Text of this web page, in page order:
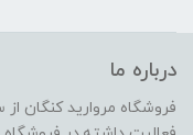
درباره ما